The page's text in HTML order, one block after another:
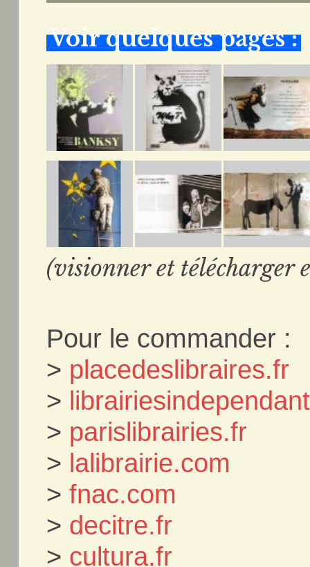
Voir quelques pages :
(visionner et télécharger
Pour le commander :
> placedeslibraires.fr
>
> parislibrairies.fr
> lalibrairie.com
>fnac.com
> decitre.fr
> cultura.fr